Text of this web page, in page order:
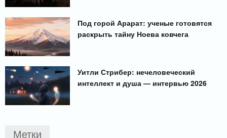
Под горой Арарат: ученые готовятся
раскрыть тайну Ноева ковчега
Уитли Стрибер: нечеловеческий
интеллект и душа — интервью 2026
Метки